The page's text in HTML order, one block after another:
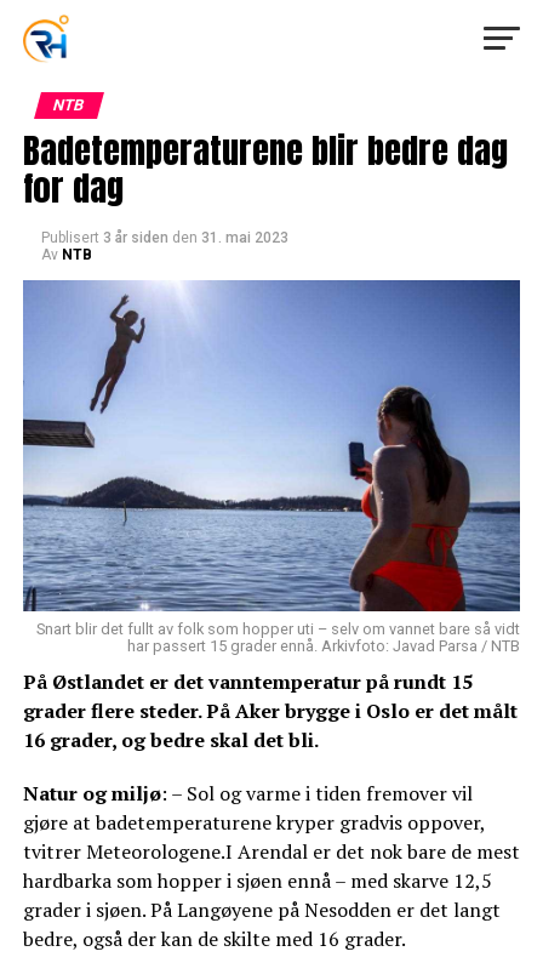
NTB
Badetemperaturene blir bedre dag
for dag
Publisert 3 år siden den 31. mai 2023
Av NTB
Snart blir det fullt av folk som hopper uti – selv om vannet bare så vidt
har passert 15 grader ennå. Arkivfoto: Javad Parsa / NTB
På Østlandet er det vanntemperatur på rundt 15
grader flere steder. På Aker brygge i Oslo er det målt
16 grader, og bedre skal det bli.
Natur og miljø: – Sol og varme i tiden fremover vil
gjøre at badetemperaturene kryper gradvis oppover,
tvitrer Meteorologene.I Arendal er det nok bare de mest
hardbarka som hopper i sjøen ennå – med skarve 12,5
grader i sjøen. På Langøyene på Nesodden er det langt
bedre, også der kan de skilte med 16 grader.